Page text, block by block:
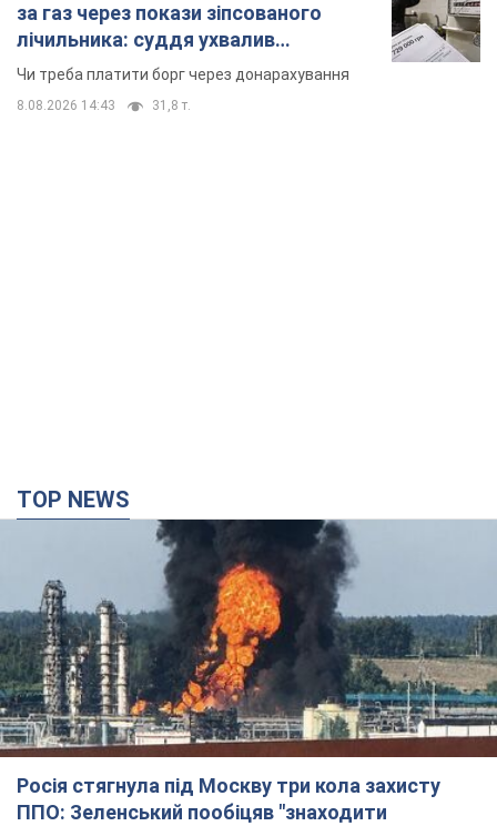
за газ через покази зіпсованого
лічильника: суддя ухвалив
неочікуване рішення
Чи треба платити борг через донарахування
8.08.2026 14:43 31,8 т.
TOP NEWS
Росія стягнула під Москву три кола захисту
ППО: Зеленський пообіцяв "знаходити